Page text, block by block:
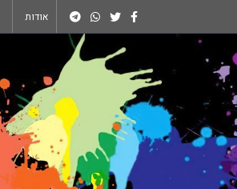
אודות